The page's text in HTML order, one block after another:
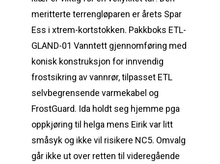
meritterte terrengløparen er årets Spar
Ess i xtrem-kortstokken. Pakkboks ETL-
GLAND-01 Vanntett gjennomføring med
konisk konstruksjon for innvendig
frostsikring av vannrør, tilpasset ETL
selvbegrensende varmekabel og
FrostGuard. Ida holdt seg hjemme pga
oppkjøring til helga mens Eirik var litt
småsyk og ikke vil risikere NC5. Omvalg
går ikke ut over retten til videregående